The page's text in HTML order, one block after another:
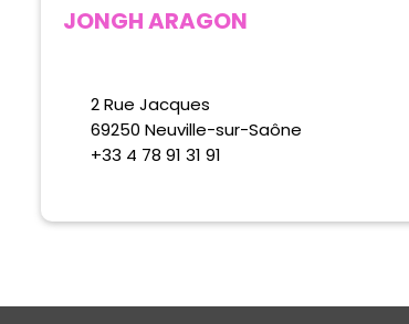
JONGH ARAGON
2 Rue Jacques
69250 Neuville-sur-Saône
+33 4 78 91 31 91